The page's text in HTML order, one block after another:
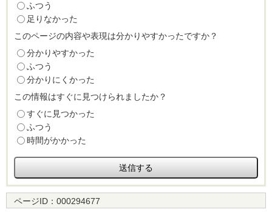
ふつう
足りなかった
このページの内容や表現は分かりやすかったですか？
分かりやすかった
ふつう
分かりにくかった
この情報はすぐに見つけられましたか？
すぐに見つかった
ふつう
時間がかかった
ページID： 000294677